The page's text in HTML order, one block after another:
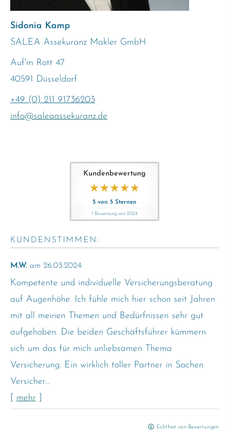
Sidonia Kamp
SALEA Assekuranz Makler GmbH
Auf'm Rott 47
40591 Düsseldorf
+49 (0) 211 91736203
info@saleaassekuranz.de
Kundenbewertung
5 von 5 Sternen
Bewertung seit 2024
KUNDENSTIMMEN:
M.W. am 26.03.2024:
Kompetente und individuelle Versicherungsberatung
auf Augenhöhe. Ich fühle mich hier schon seit Jahren
mit all meinen Themen und Bedürfnissen sehr gut
aufgehoben. Die beiden Geschäftsführer kümmern
sich um das für mich unliebsamen Thema
Versicherung. Ein wirklich toller Partner in Sachen
Versicher...
mehr
Echtheit von Bewertungen